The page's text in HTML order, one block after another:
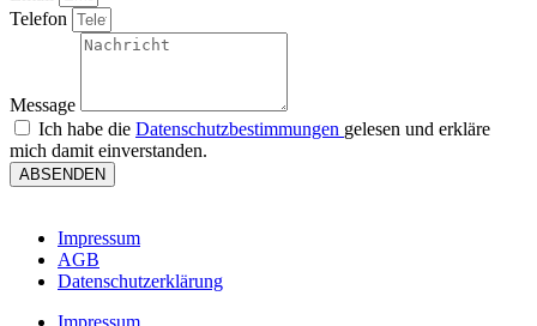
Telefon
Message
Ich habe die Datenschutzbestimmungen gelesen und erkläre
mich damit einverstanden.
ABSENDEN
Impressum
AGB
Datenschutzerklärung